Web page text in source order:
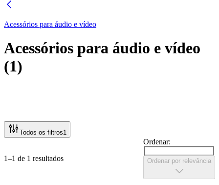
Acessórios para áudio e vídeo
Acessórios para áudio e vídeo
(1)
Todos os filtros1
1–1 de 1 resultados
Ordenar:
Ordenar por relevância